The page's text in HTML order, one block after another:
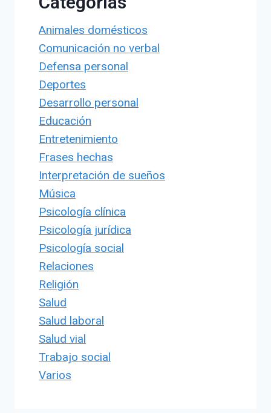
Animales domésticos
Comunicación no verbal
Defensa personal
Deportes
Desarrollo personal
Educación
Entretenimiento
Frases hechas
Interpretación de sueños
Música
Psicología clínica
Psicología jurídica
Psicología social
Relaciones
Religión
Salud
Salud laboral
Salud vial
Trabajo social
Varios